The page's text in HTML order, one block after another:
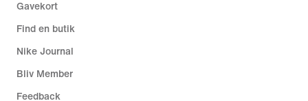
Gavekort
Find en butik
Nike Journal
Bliv Member
Feedback